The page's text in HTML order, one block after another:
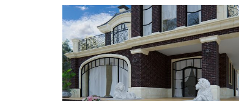
Сегодня «клинкером» называют
подряд... и напольную плитку и
(фронтальные, угловые) для
крыльца, фасадную плитку и
материалы преимущественно
экстерьерной отделки домов,